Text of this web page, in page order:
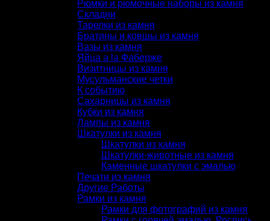
Рюмки и рюмочные наборы из камня
Складни
Тарелки из камня
Братины и ковшы из камня
Вазы из камня
Яйца a la Фаберже
Визитницы из камня
Мусульманские четки
К событию
Сахарницы из камня
Кубки из камня
Лампы из камня
Шкатулки из камня
Шкатулки из камня
Шкатулки-животные из камня
Каменные шкатулки с эмалью
Печати из камня
Другие Работы
Рамки из камня
Рамки для фотографий из камня